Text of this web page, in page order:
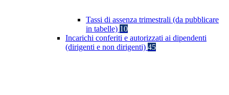
Tassi di assenza trimestrali (da pubblicare
in tabelle) 10
Incarichi conferiti e autorizzati ai dipendenti
(dirigenti e non dirigenti) 45